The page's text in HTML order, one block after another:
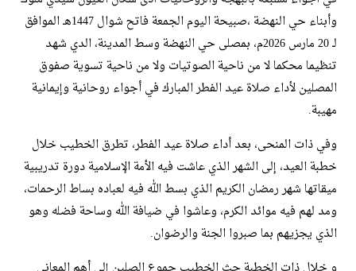
وأبناء حي النهضة ،صبيحة اليوم الجمعة فاتح شوال 1447هـ الموافق
لـ 20 مارس 2026م، بمصلى حي النهضة وسط المدينة، الدي شهد
تنظيما محكما لا من ناحية الصوتيات ولا من ناحية تسوية صفوق
المصلين لأداء صلاة عيد الفطر المبارك في أجواء روحانية وإيمانية
مهيبة.
وفي ذات المنحى، بعد أداء صلاة عيد الفطر، تطرق الخطيب خلال
خطبة العيد، إلى الشهر الذي عاشت فيه الأمة الإسلامية دورة تدريبية
ميقاتها شهر رمضان الكريم الذي بسط الله فيه لعباده بساط الرحمات،
ومد لهم فيه موائد الكرم، وعاشوا في ضيافة الله وساحة فضله وهو
الذي يجزيهم بما صبروا الجنة والرضوان.